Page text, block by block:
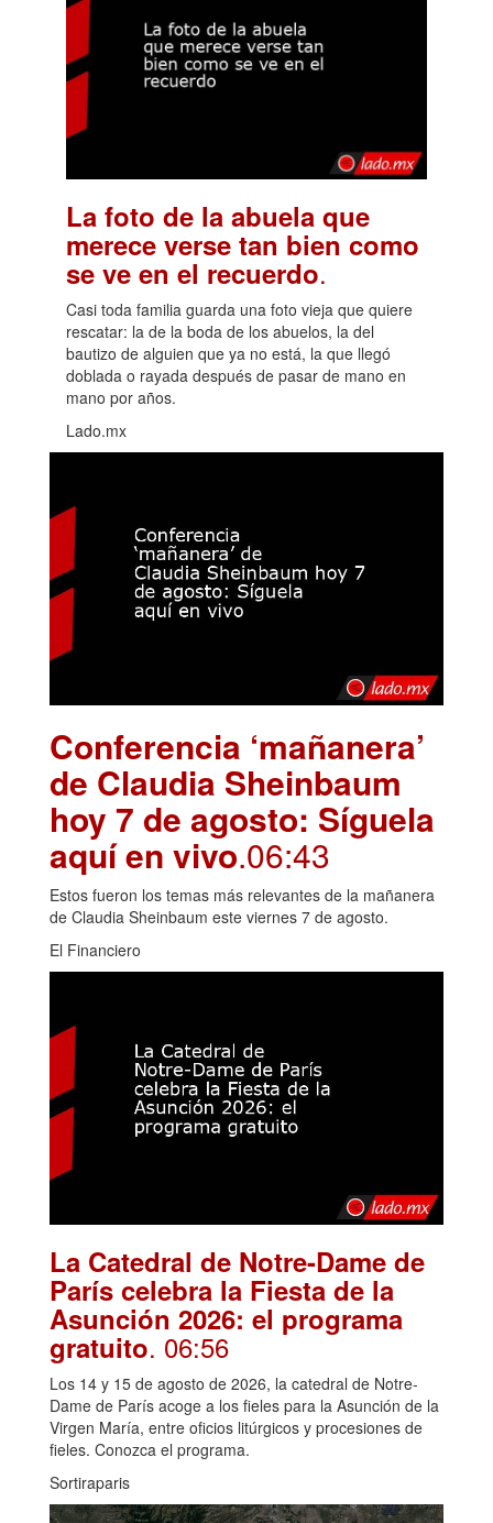
La foto de la abuela que
merece verse tan bien como
se ve en el recuerdo.
Casi toda familia guarda una foto vieja que quiere
rescatar: la de la boda de los abuelos, la del
bautizo de alguien que ya no está, la que llegó
doblada o rayada después de pasar de mano en
mano por años.
Lado.mx
Conferencia ‘mañanera’
de Claudia Sheinbaum
hoy 7 de agosto: Síguela
aquí en vivo.06:43
Estos fueron los temas más relevantes de la mañanera
de Claudia Sheinbaum este viernes 7 de agosto.
El Financiero
La Catedral de Notre-Dame de
París celebra la Fiesta de la
Asunción 2026: el programa
gratuito. 06:56
Los 14 y 15 de agosto de 2026, la catedral de Notre-
Dame de París acoge a los fieles para la Asunción de la
Virgen María, entre oficios litúrgicos y procesiones de
fieles. Conozca el programa.
Sortiraparis